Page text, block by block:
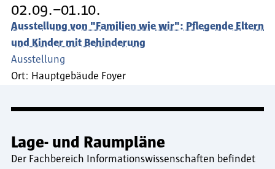
02.09.–01.10.
Ausstellung von "Familien wie wir": Pflegende Eltern
und Kinder mit Behinderung
Ausstellung
Ort: Hauptgebäude Foyer
Lage- und Raumpläne
Der Fachbereich Informationswissenschaften befindet